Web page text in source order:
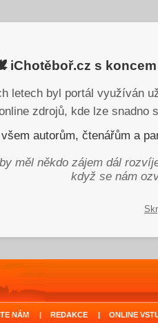
iChotěboř.cz s
letech byl portál využíván
zdrojů, kde lze snadno
autorům, čtenářům a
měl někdo zájem dál
když se nám
NÁM | REDAKCE | ONLINE